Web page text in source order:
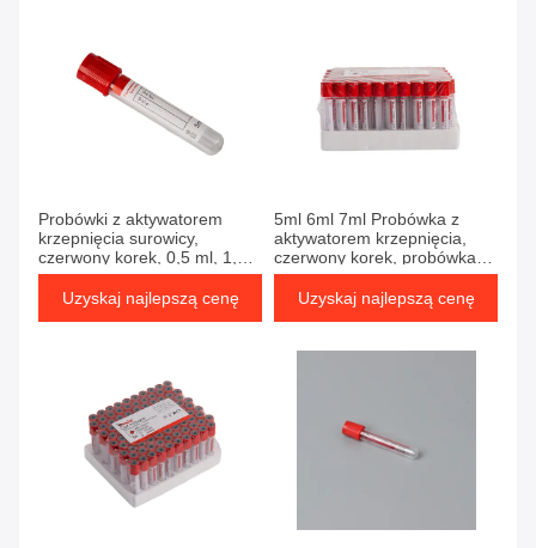
Probówki z aktywatorem
krzepnięcia surowicy,
czerwony korek, 0,5 ml, 1,6
ml, probówki Vacutainer z
EDTAUzyskaj najlepszą cenę
5ml 6ml 7ml Probówka z
aktywatorem krzepnięcia,
czerwony korek, probówka
do pobierania krwi
Uzyskaj najlepszą cenę